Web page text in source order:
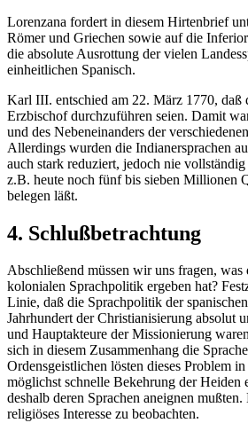
Lorenzana fordert in diesem Hirtenbrief
Römer und Griechen sowie auf die
die absolute Ausrottung der vielen
einheitlichen Spanisch.
Karl III. entschied am 22. März 1770, daß
Erzbischof durchzuführen seien. Damit
und des Nebeneinanders der
Allerdings wurden die Indianersprachen
auch stark reduziert, jedoch nie
z.B. heute noch fünf bis sieben Millionen
belegen läßt.
4. Schlußbetrachtung
Abschließend müssen wir uns fragen, was
kolonialen Sprachpolitik ergeben hat?
Linie, daß die Sprachpolitik der
Jahrhundert der Christianisierung absolut
und Hauptakteure der Missionierung
sich in diesem Zusammenhang die
Ordensgeistlichen lösten dieses Problem
möglichst schnelle Bekehrung der Heiden
deshalb deren Sprachen aneignen
religiöses Interesse zu beobachten.